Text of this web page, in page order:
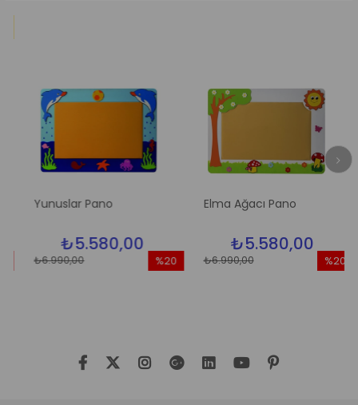
Yunuslar Pano
₺5.580,00
₺6.990,00
%20
Elma Ağacı Pano
₺5.580,00
₺6.990,00
%20